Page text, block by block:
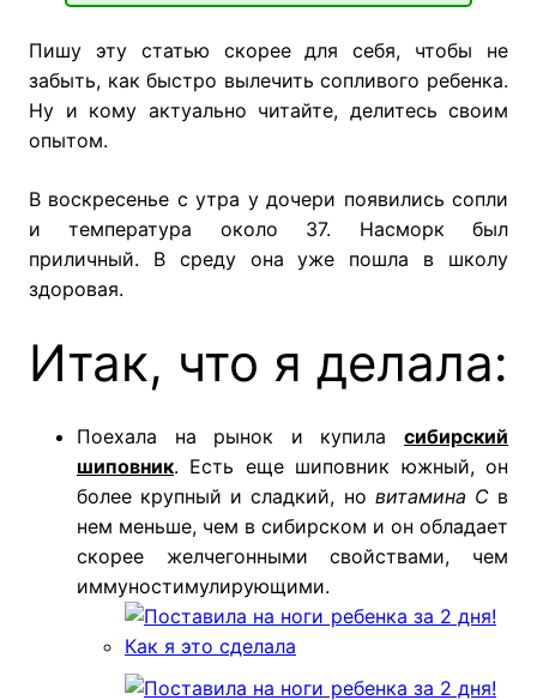
Пишу эту статью скорее для себя, чтобы не
забыть, как быстро вылечить сопливого ребенка.
Ну и кому актуально читайте, делитесь своим
опытом.
В воскресенье с утра у дочери появились сопли
и температура около 37. Насморк был
приличный. В среду она уже пошла в школу
здоровая.
Итак, что я делала:
Поехала на рынок и купила сибирский
шиповник. Есть еще шиповник южный, он
более крупный и сладкий, но витамина Cв
нем меньше, чем в сибирском и он обладает
скорее желчегонными свойствами, чем
иммуностимулирующими.